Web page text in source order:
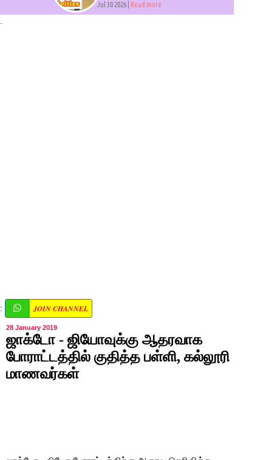
Jul 30 2026 |
Read more
: JOIN CHANNEL
28 January 2019
ஜாக்டோ - ஜியோவுக்கு ஆதரவாக
போராட்டத்தில் குதித்த பள்ளி, கல்லூரி
மாணவர்கள்